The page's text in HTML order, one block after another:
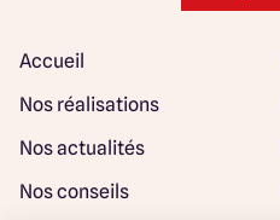
Accueil
Nos réalisations
Nos actualités
Nos conseils